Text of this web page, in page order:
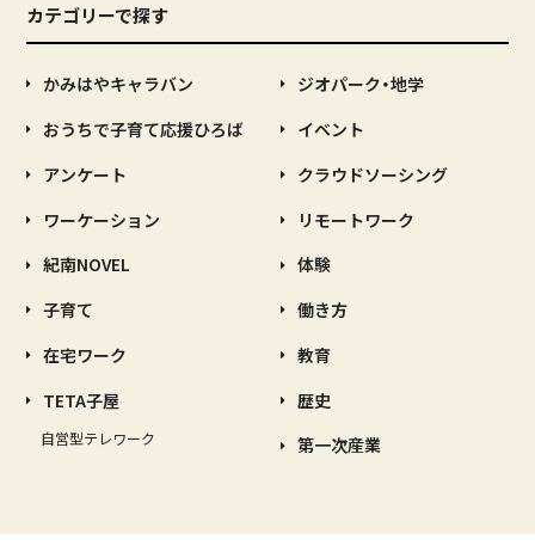
カテゴリーで探す
かみはやキャラバン
おうちで子育て応援ひろば
アンケート
ワーケーション
紀南NOVEL
子育て
在宅ワーク
TETA子屋
自営型テレワーク
ジオパーク・地学
イベント
クラウドソーシング
リモートワーク
体験
働き方
教育
歴史
第一次産業